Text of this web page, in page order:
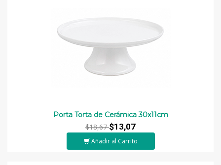
Porta Torta de Cerámica 30x11cm
$18,67$13,07
Añadir al Carrito